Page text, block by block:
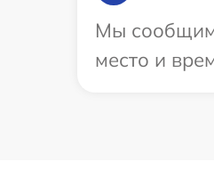
Мы сообщим
место и